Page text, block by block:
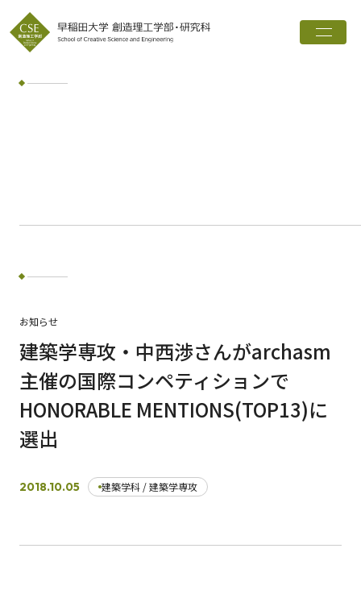
トップ
創造理工学部とは
ワード検索
早稲田大学 早稲田大学 理工学術院
交通アクセス
入試情報
日本語 English
お知らせ
建築学専攻・中西渉さんがarchasm
主催の国際コンペティションで
HONORABLE MENTIONS(TOP13)に
選出
2018.10.05 建築学科 / 建築学専攻